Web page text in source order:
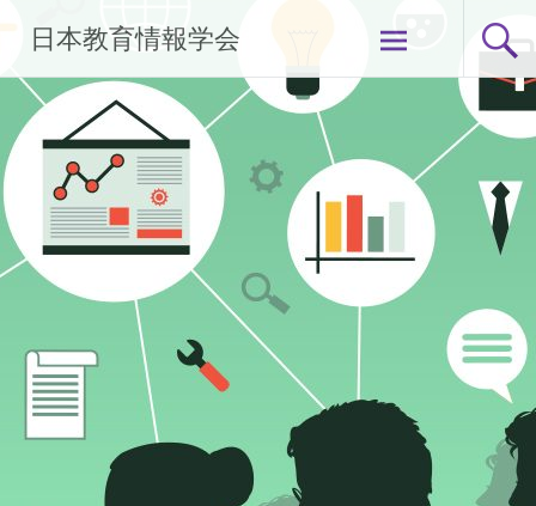
テ
へ
ス
キ
ッ
プ
日本教育情報学会